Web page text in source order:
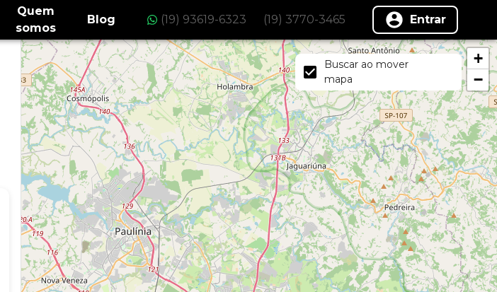
Quem
somos
Blog (19) 93619-6323 (19) 3770-3465 Entrar
+
−
Buscar ao mover
mapa